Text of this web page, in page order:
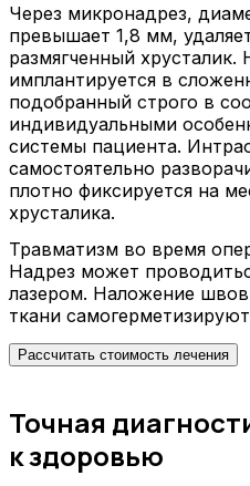
Через микронадрез,
превышает 1,8 мм,
размягченный хрусталик.
имплантируется в
подобранный строго в
индивидуальными
системы пациента.
самостоятельно
плотно фиксируется на
хрусталика.
Травматизм во время
Надрез может
лазером. Наложение швов
ткани
Рассчитать стоимость лечения
Точная
к здоровью